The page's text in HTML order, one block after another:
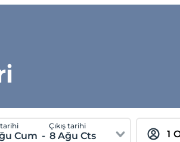
Cum -
Çıkış tarihi
8 Ağu Cts